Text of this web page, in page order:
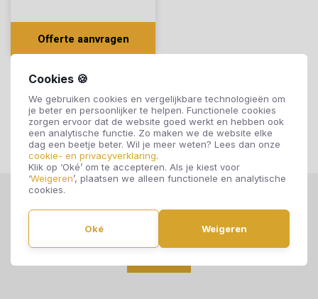
Cookies 🍪
We gebruiken cookies en vergelijkbare technologieën om
je beter en persoonlijker te helpen. Functionele cookies
zorgen ervoor dat de website goed werkt en hebben ook
een analytische functie. Zo maken we de website elke
dag een beetje beter. Wil je meer weten? Lees dan onze
cookie- en privacyverklaring.
Klik op ‘Oké’ om te accepteren. Als je kiest voor
‘Weigeren’, plaatsen we alleen functionele en analytische
cookies.
Oké Weigeren
Offerte aanvragen